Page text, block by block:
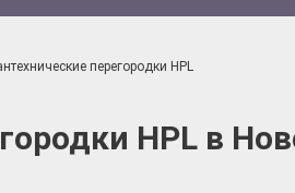
перегородки HPL
HPL в